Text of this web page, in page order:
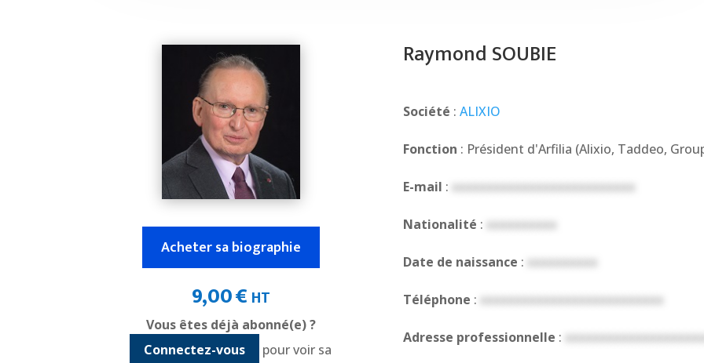
Acheter sa biographie
9,00€ HT
Vous êtes déjà abonné(e) ?
Connectez-vous
pour voir sa
Raymond SOUBIE
Société : ALIXIO
Fonction : Président d'Arfilia (Alixio, Taddeo,
E-mail : xxxxxxxxxxxxxxxxxxxxxxxxxx
Nationalité : xxxxxxxxxx
Date de naissance : xxxxxxxxxx
Téléphone : xxxxxxxxxxxxxxxxxxxxxxxxxx
Adresse professionnelle :